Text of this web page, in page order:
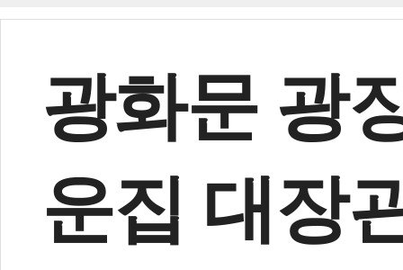
광화문 광
운집 대장